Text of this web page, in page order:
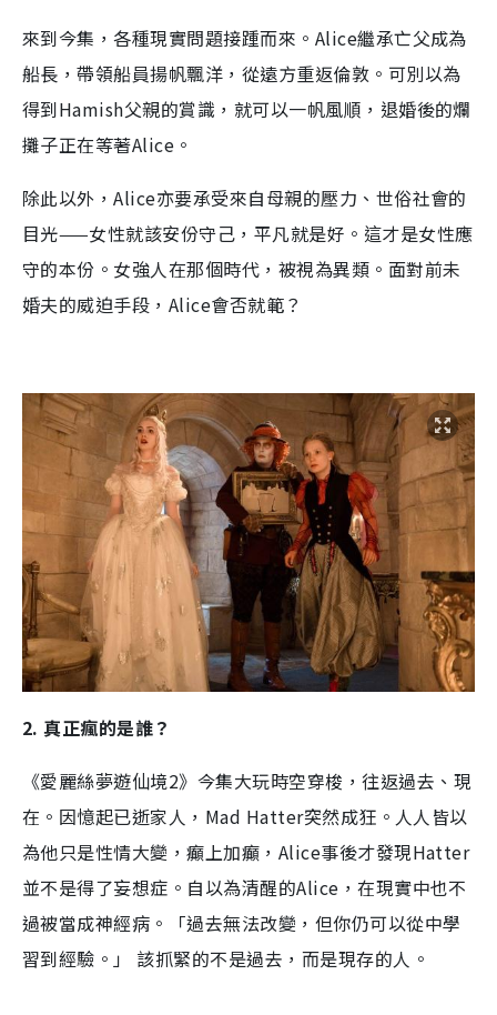
來到今集，各種現實問題接踵而來。Alice繼承亡父成為
船長，帶領船員揚帆飄洋，從遠方重返倫敦。可別以為
得到Hamish父親的賞識，就可以一帆風順，退婚後的爛
攤子正在等著Alice。
除此以外，Alice亦要承受來自母親的壓力、世俗社會的
目光——女性就該安份守己，平凡就是好。這才是女性應
守的本份。女強人在那個時代，被視為異類。面對前未
婚夫的威迫手段，Alice會否就範？
2. 真正瘋的是誰？
《愛麗絲夢遊仙境2》今集大玩時空穿梭，往返過去、現
在。因憶起已逝家人，Mad Hatter突然成狂。人人皆以
為他只是性情大變，癲上加癲，Alice事後才發現Hatter
並不是得了妄想症。自以為清醒的Alice，在現實中也不
過被當成神經病。「過去無法改變，但你仍可以從中學
習到經驗。」 該抓緊的不是過去，而是現存的人。